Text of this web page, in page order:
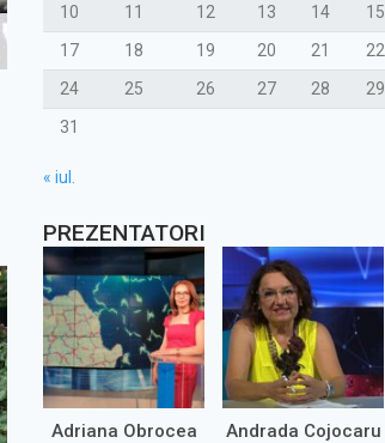
10
11 12 13 14 15
17
18 19 20 21 22
24
25 26 27 28 29
31
« iul.
PREZENTATORI
Adriana Obrocea Andrada Cojocaru